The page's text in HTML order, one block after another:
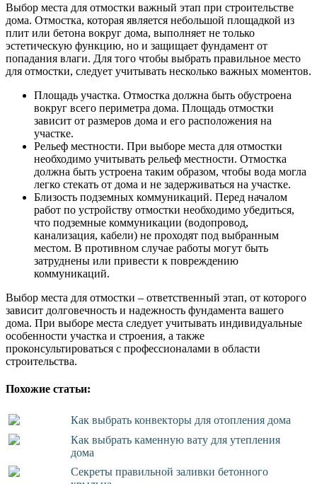
Выбор места для отмостки важный этап при строительстве
дома. Отмостка, которая является небольшой площадкой из
плит или бетона вокруг дома, выполняет не только
эстетическую функцию, но и защищает фундамент от
попадания влаги. Для того чтобы выбрать правильное место
для отмостки, следует учитывать несколько важных моментов.
Площадь участка. Отмостка должна быть обустроена
вокруг всего периметра дома. Площадь отмостки
зависит от размеров дома и его расположения на
участке.
Рельеф местности. При выборе места для отмостки
необходимо учитывать рельеф местности. Отмостка
должна быть устроена таким образом, чтобы вода могла
легко стекать от дома и не задерживаться на участке.
Близость подземных коммуникаций. Перед началом
работ по устройству отмостки необходимо убедиться,
что подземные коммуникации (водопровод,
канализация, кабели) не проходят под выбранным
местом. В противном случае работы могут быть
затруднены или привести к повреждению
коммуникаций.
Выбор места для отмостки – ответственный этап, от которого
зависит долговечность и надежность фундамента вашего
дома. При выборе места следует учитывать индивидуальные
особенности участка и строения, а также
проконсультироваться с профессионалами в области
строительства.
Похожие статьи:
Как выбрать конвекторы для отопления дома
Как выбрать каменную вату для утепления
дома
Секреты правильной заливки бетонного